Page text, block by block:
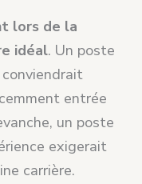
lors de la
idéal. Un poste
entrée
un poste
exigerait
carrière.